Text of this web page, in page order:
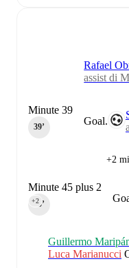
Rafael
assist di
Goal.
Minute 39
39‎’‎
+2
Minute 45 plus 2
45‎’‎
+2
Guillermo
Luca Marianucci